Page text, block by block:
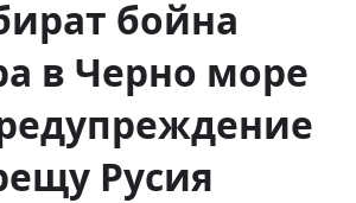
бойна
в Черно море
Русия